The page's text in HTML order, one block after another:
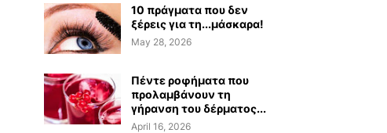
10 πράγματα που δεν
ξέρεις για τη...μάσκαρα!
May 28, 2026
Πέντε ροφήματα που
προλαμβάνουν τη
γήρανση του δέρματος...
April 16, 2026